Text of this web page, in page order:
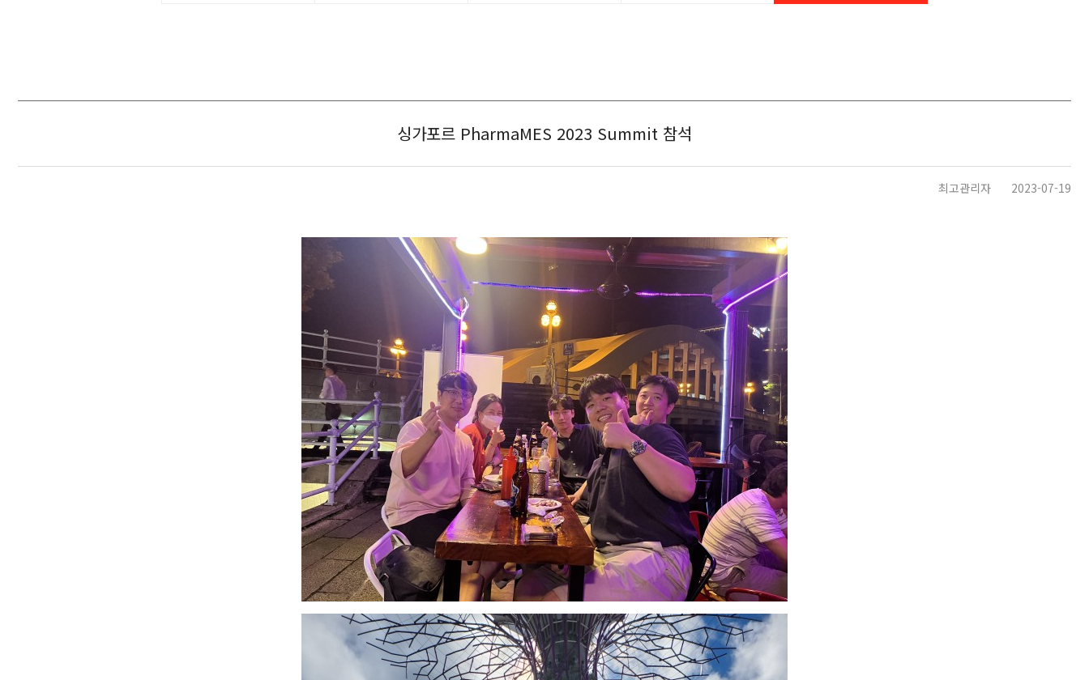
싱가포르 PharmaMES 2023 Summit 참석
최고관리자 2023-07-19